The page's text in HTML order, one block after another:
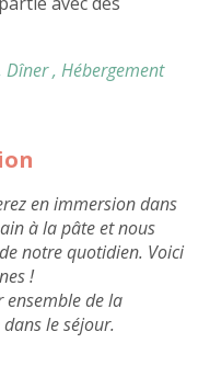
Dîner, Hébergement
en immersion dans
à la pâte et nous
notre quotidien. Voici
!
ensemble de la
le séjour.